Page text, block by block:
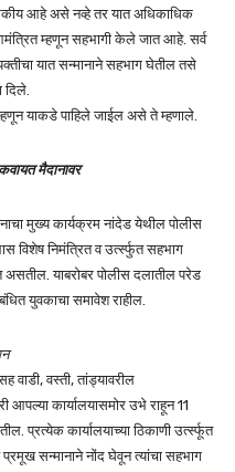
आहे असे नव्हे तर यात अधिकाधिक
म्हणून सहभागी केले जात आहे. सर्व
यात सन्मानाने सहभाग घेतील तसे
दिले.
याकडे पाहिले जाईल असे ते म्हणाले.
मैदानावर
मुख्य कार्यक्रम नांदेड येथील पोलीस
विशेष निमंत्रित व उर्त्स्फुत सहभाग
असतील. याबरोबर पोलीस दलातील परेड
युवकाचा समावेश राहील.
वाडी, वस्ती, तांड्यावरील
आपल्या कार्यालयासमोर उभे राहून 11
प्रत्येक कार्यालयाच्या ठिकाणी उर्त्स्फूत
प्रमूख सन्मानाने नोंद घेवून त्यांचा सहभाग